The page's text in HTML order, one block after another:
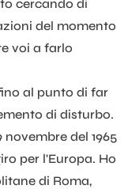
cercando di
del momento
voi a farlo
al punto di far
di disturbo.
del 1965
per l'Europa. Ho
di Roma,